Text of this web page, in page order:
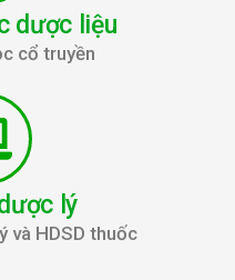
dược liệu
cổ truyền
lý
và HDSD thuốc